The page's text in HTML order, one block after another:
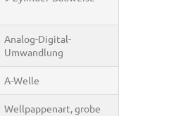
Analog-Digital-
Umwandlung
A-Welle
Wellpappenart, grobe